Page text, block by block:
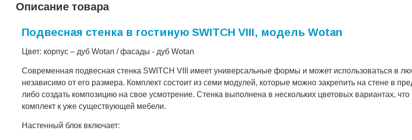
Описание товара
Подвесная стенка в гостиную SWITCH VIII, модель Wotan
Цвет: корпус – дуб Wotan / фасады - дуб Wotan
Современная подвесная стенка SWITCH VIII имеет универсальные формы и может использоваться в
независимо от его размера. Комплект состоит из семи модулей, которые можно закрепить на стене в
либо создать композицию на свое усмотрение. Стенка выполнена в нескольких цветовых вариантах, что
комплект к уже существующей мебели.
Настенный блок включает: